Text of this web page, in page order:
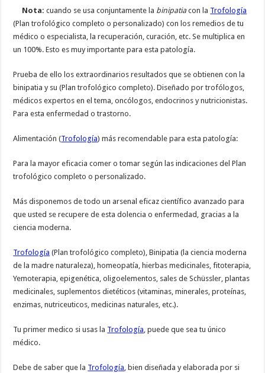
Nota:cuando se usa conjuntamente la binipatiacon la Trofología
(Plan trofológico completo o personalizado) con los remedios de tu
médico o especialista, la recuperación, curación, etc. Se multiplica en
un 100%. Esto es muy importante para esta patología.
Prueba de ello los extraordinarios resultados que se obtienen con la
binipatia y su (Plan trofológico completo). Diseñado por trofólogos,
médicos expertos en el tema, oncólogos, endocrinos y nutricionistas.
Para esta enfermedad o trastorno.
Alimentación (Trofología) más recomendable para esta patología:
Para la mayor eficacia comer o tomar según las indicaciones del Plan
trofológico completo o personalizado.
Más disponemos de todo un arsenal eficaz científico avanzado para
que usted se recupere de esta dolencia o enfermedad, gracias a la
ciencia moderna.
Trofología (Plan trofológico completo), Binipatia (la ciencia moderna
de la madre naturaleza), homeopatía, hierbas medicinales, fitoterapia,
Yemoterapia, epigenética, oligoelementos, sales de Schüssler, plantas
medicinales, suplementos dietéticos (vitaminas, minerales, proteínas,
enzimas, nutriceuticos, medicinas naturales, etc.).
Tu primer medico si usas la Trofología, puede que sea tu único
médico.
Debe de saber que la Trofología, bien diseñada y elaborada por si